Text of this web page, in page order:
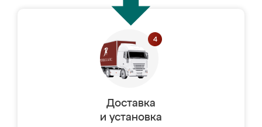
Доставка
и установка